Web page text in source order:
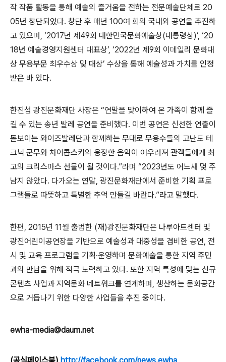
작 작품 활동을 통해 예술의 즐거움을 전하는 전문예술단체로 20
05년 창단되었다. 창단 후 매년 100여 회의 국내외 공연을 추진하
고 있으며, ‘2017년 제 49회 대한민국문화예술상(대통령상)’, ‘20
18년 예술경영지원센터 대표상’, ‘2022년 제 9회 이데일리 문화대
상 무용부문 최우수상 및 대상’ 수상을 통해 예술성과 가치를 인정
받은 바 있다.
한진섭 광진문화재단 사장은 “연말을 맞이하여 온 가족이 함께 즐
길 수 있는 송년 발레 공연을 준비했다. 이번 공연은 신선한 연출이
돋보이는 와이즈발레단과 함께하는 무대로 무용수들의 고난도 테
크닉 군무와 차이콥스키의 웅장한 음악이 어우러져 관객들에게 최
고의 크리스마스 선물이 될 것이다.”라며 “2023년도 어느새 몇 주
남지 않았다. 다가오는 연말,광진문화재단에서 준비한 기획 프로
그램들로 따뜻하고 특별한 추억 만들길 바란다.”라고 말했다.
한편, 2015년 11월 출범한 (재)광진문화재단은 나루아트센터 및
광진어린이공연장을 기반으로 예술성과 대중성을 겸비한 공연, 전
시 및 교육 프로그램을 기획·운영하며 문화예술을 통한 지역 주민
과의 만남을 위해 적극 노력하고 있다. 또한 지역 특성에 맞는 신규
콘텐츠 사업과 지역문화 네트워크를 연계하며, 생산하는 문화공간
으로 거듭나기 위한 다양한 사업들을 추진 중이다.
ewha-media@daum.net